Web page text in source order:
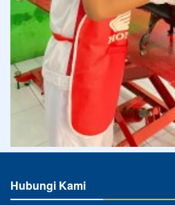
Hubungi Kami